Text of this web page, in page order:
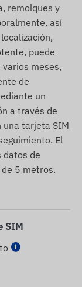
remolques y
así
puede
meses,
de
un
a través de
una tarjeta SIM
El
datos de
5 metros.
SIM